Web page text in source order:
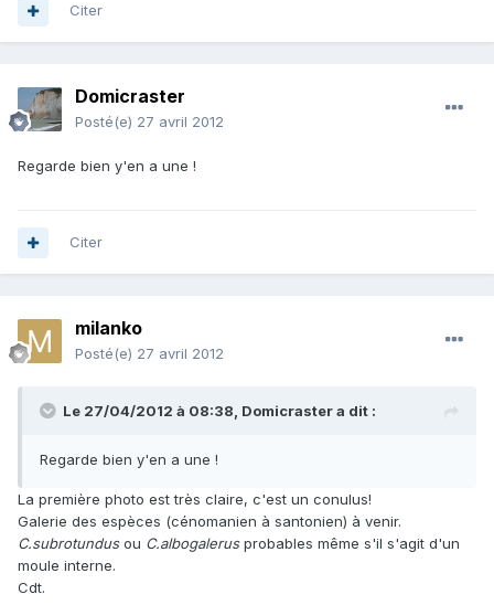
Citer
Domicraster
Posté(e) 27 avril 2012
Regarde bien y'en a une !
Citer
milanko
Posté(e) 27 avril 2012
Le 27/04/2012 à 08:38, Domicraster a dit :
Regarde bien y'en a une !
La première photo est très claire, c'est un conulus!
Galerie des espèces (cénomanien à santonien) à venir.
C.subrotundusou C.albogalerusprobables même s'il s'agit d'un
moule interne.
Cdt.